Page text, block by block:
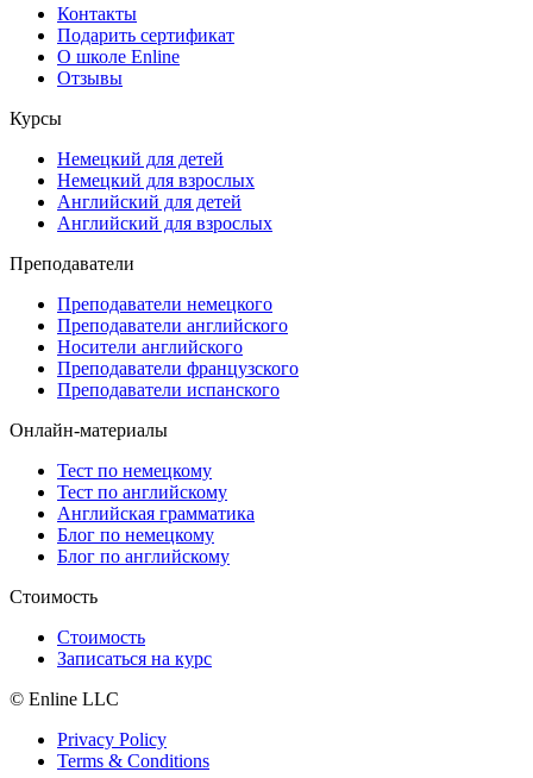
Контакты
Подарить сертификат
О школе Enline
Отзывы
Курсы
Немецкий для детей
Немецкий для взрослых
Английский для детей
Английский для взрослых
Преподаватели
Преподаватели немецкого
Преподаватели английского
Носители английского
Преподаватели французского
Преподаватели испанского
Онлайн-материалы
Тест по немецкому
Тест по английскому
Английская грамматика
Блог по немецкому
Блог по английскому
Стоимость
Стоимость
Записаться на курс
© Enline LLC
Privacy Policy
Terms & Conditions